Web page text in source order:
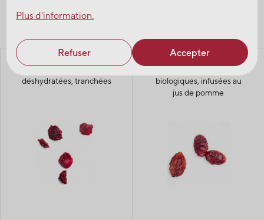
Canneberges
déshydratées, tranchées
Canneberges séchées
biologiques, infusées au
jus de pomme
Plus d'information.
Refuser Accepter